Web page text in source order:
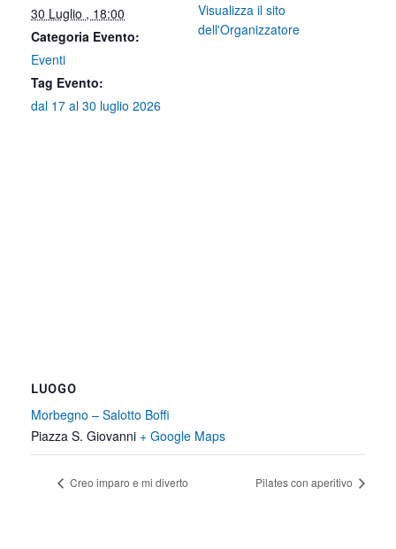
30 Luglio , 18:00
Categoria Evento:
Eventi
Tag Evento:
dal 17 al 30 luglio 2026
Visualizza il sito
dell'Organizzatore
LUOGO
Morbegno – Salotto Boffi
Piazza S. Giovanni + Google Maps
Creo imparo e mi diverto Pilates con aperitivo